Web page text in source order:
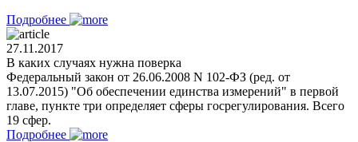
Подробнее
27.11.2017
В каких случаях нужна поверка
Федеральный закон от 26.06.2008 N 102-ФЗ (ред. от
13.07.2015) "Об обеспечении единства измерений" в первой
главе, пункте три определяет сферы госрегулирования. Всего
19 сфер.
Подробнее